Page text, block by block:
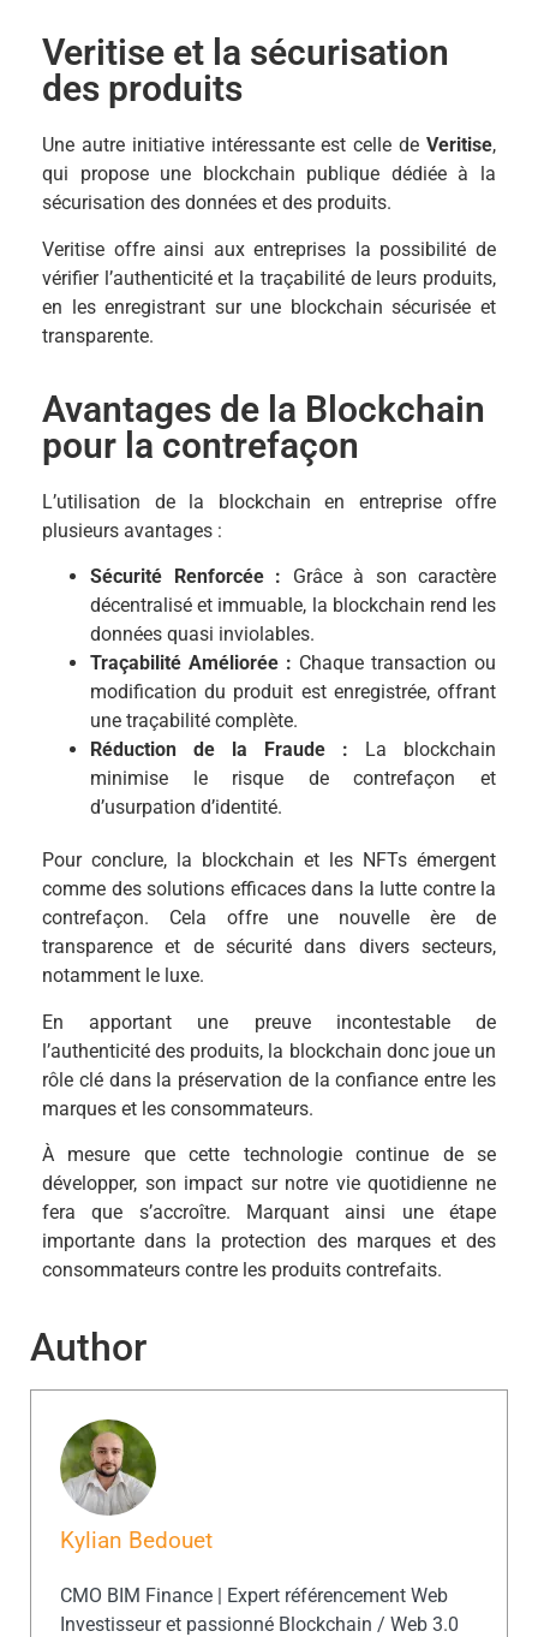
Veritise et la sécurisation
des produits
Une autre initiative intéressante est celle de Veritise,
qui propose une blockchain publique dédiée à la
sécurisation des données et des produits.
Veritise offre ainsi aux entreprises la possibilité de
vérifier l’authenticité et la traçabilité de leurs produits,
en les enregistrant sur une blockchain sécurisée et
transparente.
Avantages de la Blockchain
pour la contrefaçon
L’utilisation de la blockchain en entreprise offre
plusieurs avantages :
Sécurité Renforcée : Grâce à son caractère
décentralisé et immuable, la blockchain rend les
données quasi inviolables.
Traçabilité Améliorée : Chaque transaction ou
modification du produit est enregistrée, offrant
une traçabilité complète.
Réduction de la Fraude : La blockchain
minimise le risque de contrefaçon et
d’usurpation d’identité.
Pour conclure, la blockchain et les NFTs émergent
comme des solutions efficaces dans la lutte contre la
contrefaçon. Cela offre une nouvelle ère de
transparence et de sécurité dans divers secteurs,
notamment le luxe.
En apportant une preuve incontestable de
l’authenticité des produits, la blockchain donc joue un
rôle clé dans la préservation de la confiance entre les
marques et les consommateurs.
À mesure que cette technologie continue de se
développer, son impact sur notre vie quotidienne ne
fera que s’accroître. Marquant ainsi une étape
importante dans la protection des marques et des
consommateurs contre les produits contrefaits.
Author
Kylian Bedouet
CMO BIM Finance | Expert référencement Web
Investisseur et passionné Blockchain / Web 3.0